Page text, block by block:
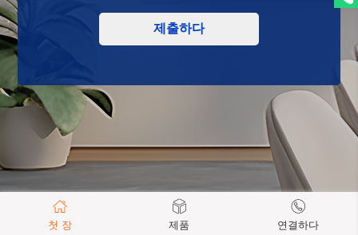
제출하다
첫 장 제품 연결하다